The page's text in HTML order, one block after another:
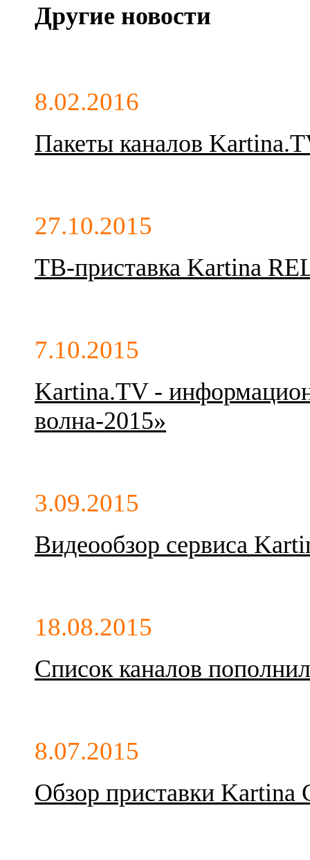
Другие новости
8.02.2016
Пакеты каналов
27.10.2015
ТВ-приставка Kartina
7.10.2015
Kartina.TV -
волна-2015»
3.09.2015
Видеообзор сервиса
18.08.2015
Список каналов
8.07.2015
Обзор приставки Kartina